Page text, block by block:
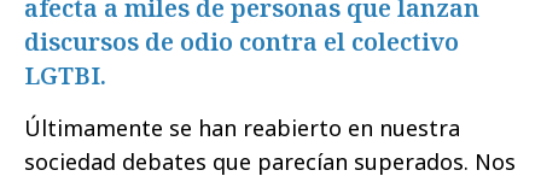
afecta a miles de personas que lanzan
discursos de odio contra el colectivo
LGTBI.
Últimamente se han reabierto en nuestra
sociedad debates que parecían superados. Nos